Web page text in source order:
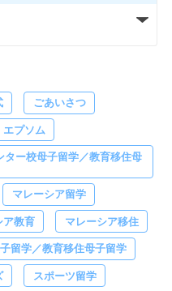
ごあいさつ
エプソム
ター校母子留学／教育移住母
マレーシア留学
ア教育 マレーシア移住
留学／教育移住母子留学
スポーツ留学